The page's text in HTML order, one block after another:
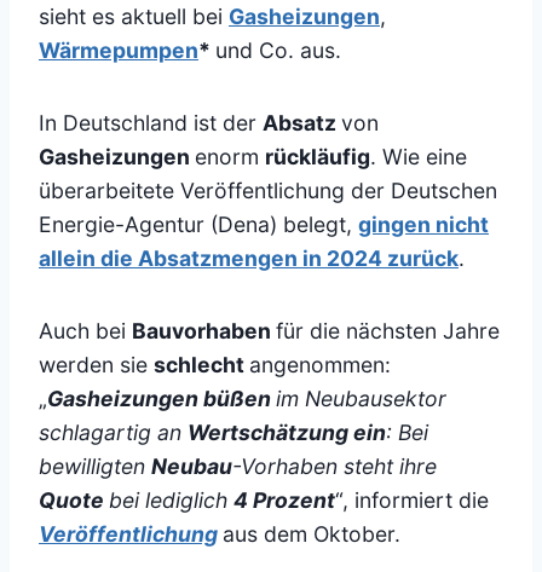
sieht es aktuell bei Gasheizungen,
Wärmepumpen* und Co. aus.
In Deutschland ist der Absatz von
Gasheizungen enorm rückläufig. Wie eine
überarbeitete Veröffentlichung der Deutschen
Energie-Agentur (Dena) belegt, gingen nicht
allein die Absatzmengen in 2024 zurück.
Auch bei Bauvorhaben für die nächsten Jahre
werden sie schlecht angenommen:
„Gasheizungen büßenim Neubausektor
schlagartig an Wertschätzung ein: Bei
bewilligten Neubau-Vorhaben steht ihre
Quote bei lediglich 4 Prozent“, informiert die
Veröffentlichung aus dem Oktober.